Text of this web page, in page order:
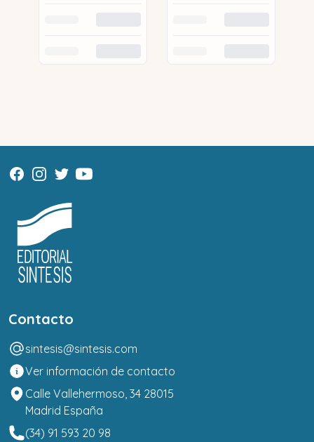
Contacto
sintesis@sintesis.com
Ver información de contacto
Calle Vallehermoso, 34 28015
Madrid España
(34) 91 593 20 98